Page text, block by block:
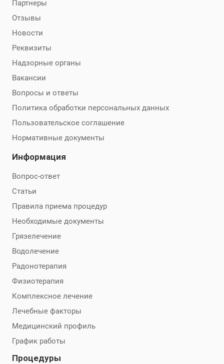
Партнеры
Отзывы
Новости
Реквизиты
Надзорные органы
Вакансии
Вопросы и ответы
Политика обработки персональных данных
Пользовательское соглашение
Нормативные документы
Информация
Вопрос-ответ
Статьи
Правила приема процедур
Необходимые документы
Грязелечение
Водолечение
Радонотерапия
Физиотерапия
Комплексное лечение
Лечебные факторы
Медицинский профиль
График работы
Процедуры